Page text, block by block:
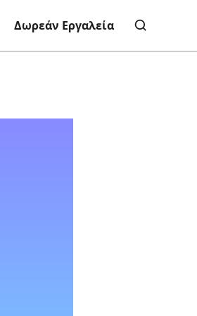
Δωρεάν Εργαλεία